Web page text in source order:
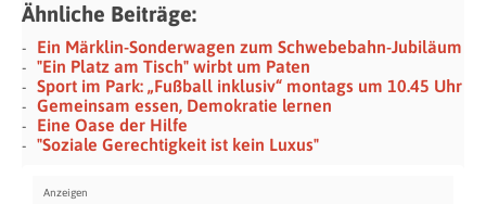
Ähnliche Beiträge:
Ein Märklin-Sonderwagen zum Schwebebahn-Jubiläum
"Ein Platz am Tisch" wirbt um Paten
Sport im Park: „Fußball inklusiv“ montags um 10.45 Uhr
Gemeinsam essen, Demokratie lernen
Eine Oase der Hilfe
"Soziale Gerechtigkeit ist kein Luxus"